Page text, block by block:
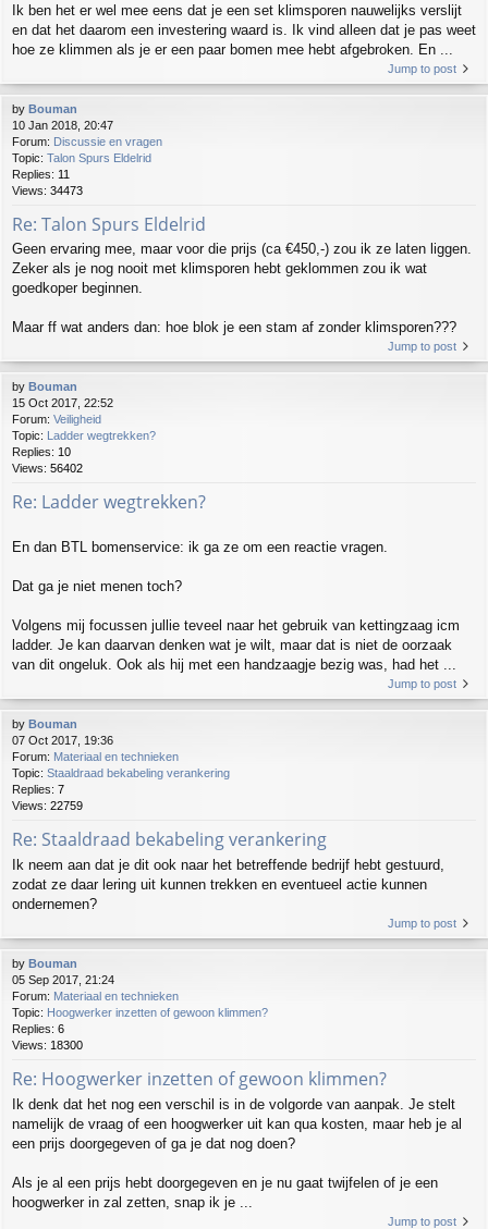
Ik ben het er wel mee eens dat je een set klimsporen nauwelijks verslijt
en dat het daarom een investering waard is. Ik vind alleen dat je pas weet
hoe ze klimmen als je er een paar bomen mee hebt afgebroken. En ...
Jump to post
by Bouman
10 Jan 2018, 20:47
Forum: Discussie en vragen
Topic: Talon Spurs Eldelrid
Replies: 11
Views: 34473
Re: Talon Spurs Eldelrid
Geen ervaring mee, maar voor die prijs (ca €450,-) zou ik ze laten liggen.
Zeker als je nog nooit met klimsporen hebt geklommen zou ik wat
goedkoper beginnen.
Maar ff wat anders dan: hoe blok je een stam af zonder klimsporen???
Jump to post
by Bouman
15 Oct 2017, 22:52
Forum: Veiligheid
Topic: Ladder wegtrekken?
Replies: 10
Views: 56402
Re: Ladder wegtrekken?
En dan BTL bomenservice: ik ga ze om een reactie vragen.
Dat ga je niet menen toch?
Volgens mij focussen jullie teveel naar het gebruik van kettingzaag icm
ladder. Je kan daarvan denken wat je wilt, maar dat is niet de oorzaak
van dit ongeluk. Ook als hij met een handzaagje bezig was, had het ...
Jump to post
by Bouman
07 Oct 2017, 19:36
Forum: Materiaal en technieken
Topic: Staaldraad bekabeling verankering
Replies: 7
Views: 22759
Re: Staaldraad bekabeling verankering
Ik neem aan dat je dit ook naar het betreffende bedrijf hebt gestuurd,
zodat ze daar lering uit kunnen trekken en eventueel actie kunnen
ondernemen?
Jump to post
by Bouman
05 Sep 2017, 21:24
Forum: Materiaal en technieken
Topic: Hoogwerker inzetten of gewoon klimmen?
Replies: 6
Views: 18300
Re: Hoogwerker inzetten of gewoon klimmen?
Ik denk dat het nog een verschil is in de volgorde van aanpak. Je stelt
namelijk de vraag of een hoogwerker uit kan qua kosten, maar heb je al
een prijs doorgegeven of ga je dat nog doen?
Als je al een prijs hebt doorgegeven en je nu gaat twijfelen of je een
hoogwerker in zal zetten, snap ik je ...
Jump to post